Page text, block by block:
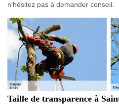
n’hésitez pas à demander conseil.
Taille de transparence à